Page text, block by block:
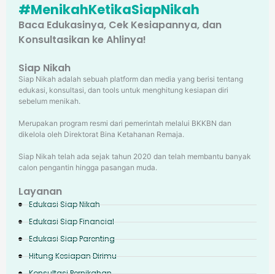
#MenikahKetikaSiapNikah
Baca Edukasinya, Cek Kesiapannya, dan
Konsultasikan ke Ahlinya!
Siap Nikah
Siap Nikah adalah sebuah platform dan media yang berisi tentang
edukasi, konsultasi, dan tools untuk menghitung kesiapan diri
sebelum menikah.
Merupakan program resmi dari pemerintah melalui BKKBN dan
dikelola oleh Direktorat Bina Ketahanan Remaja.
Siap Nikah telah ada sejak tahun 2020 dan telah membantu banyak
calon pengantin hingga pasangan muda.
Layanan
Edukasi Siap Nikah
Edukasi Siap Financial
Edukasi Siap Parenting
Hitung Kesiapan Dirimu